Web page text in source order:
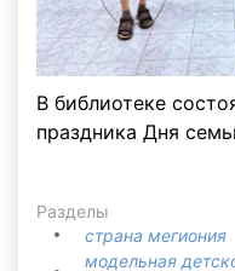
В библиотеке
праздника Дня
Разделы
страна мегиония
модельная